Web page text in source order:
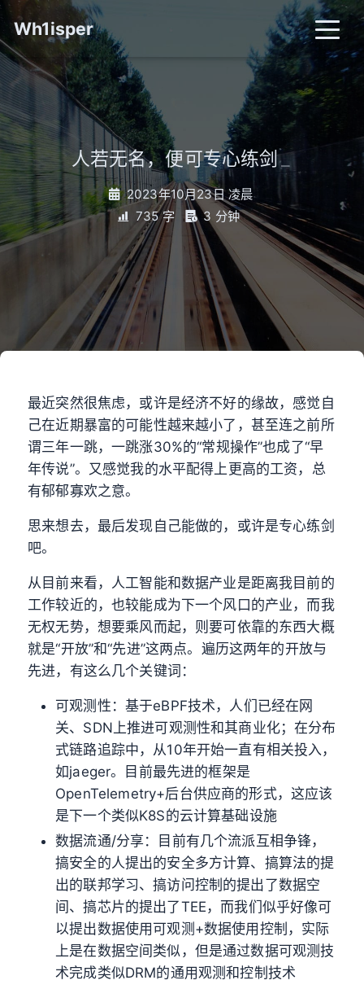
Wh1isper
人若无名，便可专心练剑_
2023年10月23日 凌晨
735 字
3 分钟
最近突然很焦虑，或许是经济不好的缘故，感觉自
己在近期暴富的可能性越来越小了，甚至连之前所
谓三年一跳，一跳涨30%的“常规操作”也成了“早
年传说”。又感觉我的水平配得上更高的工资，总
有郁郁寡欢之意。
思来想去，最后发现自己能做的，或许是专心练剑
吧。
从目前来看，人工智能和数据产业是距离我目前的
工作较近的，也较能成为下一个风口的产业，而我
无权无势，想要乘风而起，则要可依靠的东西大概
就是“开放”和“先进”这两点。遍历这两年的开放与
先进，有这么几个关键词：
可观测性：基于eBPF技术，人们已经在网
关、SDN上推进可观测性和其商业化；在分布
式链路追踪中，从10年开始一直有相关投入，
如jaeger。目前最先进的框架是
OpenTelemetry+后台供应商的形式，这应该
是下一个类似K8S的云计算基础设施
数据流通/分享：目前有几个流派互相争锋，
搞安全的人提出的安全多方计算、搞算法的提
出的联邦学习、搞访问控制的提出了数据空
间、搞芯片的提出了TEE，而我们似乎好像可
以提出数据使用可观测+数据使用控制，实际
上是在数据空间类似，但是通过数据可观测技
术完成类似DRM的通用观测和控制技术